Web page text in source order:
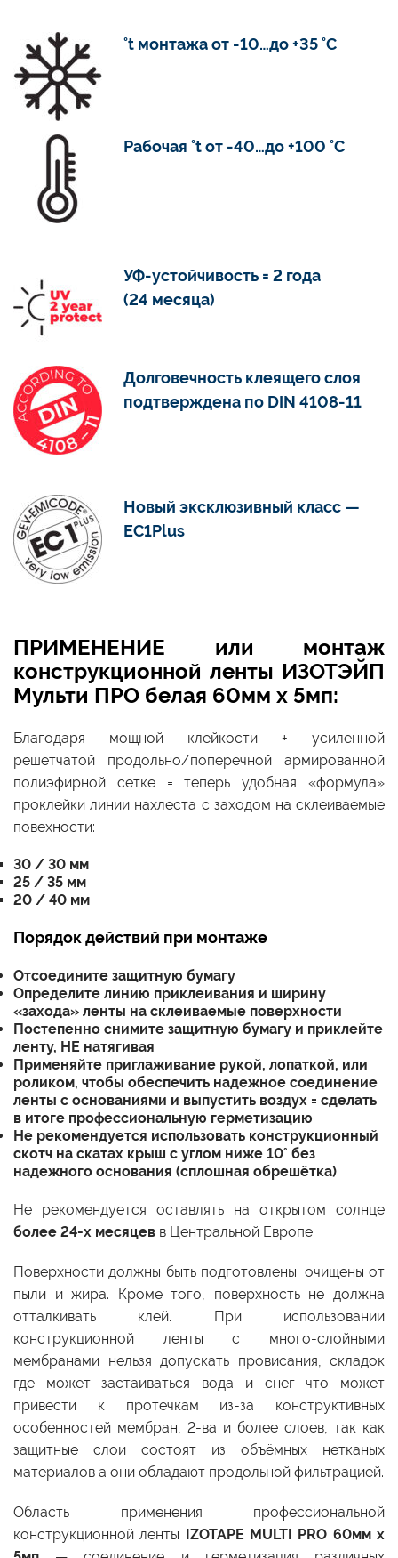
°t монтажа от -10…до +35 °С
Рабочая °t от -40…до +100 °С
УФ-устойчивость = 2 года
(24 месяца)
Долговечность клеящего слоя
подтверждена по DIN 4108-11
Новый эксклюзивный класс —
EC1Plus
ПРИМЕНЕНИЕ или монтаж
конструкционной ленты ИЗОТЭЙП
Мульти ПРО белая 60мм x 5мп:
Благодаря мощной клейкости + усиленной
решётчатой продольно/поперечной армированной
полиэфирной сетке = теперь удобная «формула»
проклейки линии нахлеста с заходом на склеиваемые
повехности:
30 / 30 мм
25 / 35 мм
20 / 40 мм
Порядок действий при монтаже
Отсоедините защитную бумагу
Определите линию приклеивания и ширину
«захода» ленты на склеиваемые поверхности
Постепенно снимите защитную бумагу и приклейте
ленту, НЕ натягивая
Применяйте приглаживание рукой, лопаткой, или
роликом, чтобы обеспечить надежное соединение
ленты с основаниями и выпустить воздух = сделать
в итоге профессиональную герметизацию
Не рекомендуется использовать конструкционный
скотч на скатах крыш с углом ниже 10° без
надежного основания (сплошная обрешётка)
Не рекомендуется оставлять на открытом солнце
более 24-х месяцев в Центральной Европе.
Поверхности должны быть подготовлены: очищены от
пыли и жира. Кроме того, поверхность не должна
отталкивать клей. При использовании
конструкционной ленты с много-слойными
мембранами нельзя допускать провисания, складок
где может застаиваться вода и снег что может
привести к протечкам из-за конструктивных
особенностей мембран, 2-ва и более слоев, так как
защитные слои состоят из объёмных нетканых
материалов а они обладают продольной фильтрацией.
Область применения профессиональной
конструкционной ленты IZOTAPE MULTI PRO 60мм x